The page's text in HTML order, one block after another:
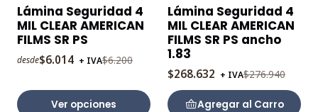
-3%
OFF
Lámina Seguridad 4
MIL CLEAR AMERICAN
FILMS SR PS
desde$6.014 + IVA$6.200
Ver opciones
-3%
OFF
Lámina Seguridad 4
MIL CLEAR AMERICAN
FILMS SR PS ancho
1.83
$268.632 + IVA$276.940
Agregar al Carro